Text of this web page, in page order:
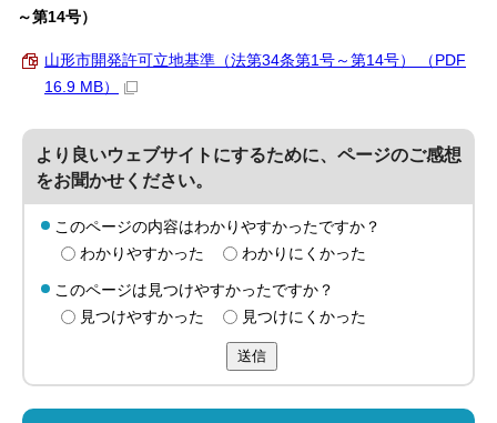
～第14号）
山形市開発許可立地基準（法第34条第1号～第14号） （PDF
16.9 MB）
より良いウェブサイトにするために、ページのご感想
をお聞かせください。
このページの内容はわかりやすかったですか？
わかりやすかった
わかりにくかった
このページは見つけやすかったですか？
見つけやすかった
見つけにくかった
送信